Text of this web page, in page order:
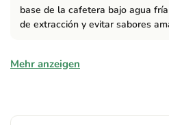
base de la cafetera bajo agua
de extracción y evitar sabores
Zutaten
Hinweise
Mehr anzeigen